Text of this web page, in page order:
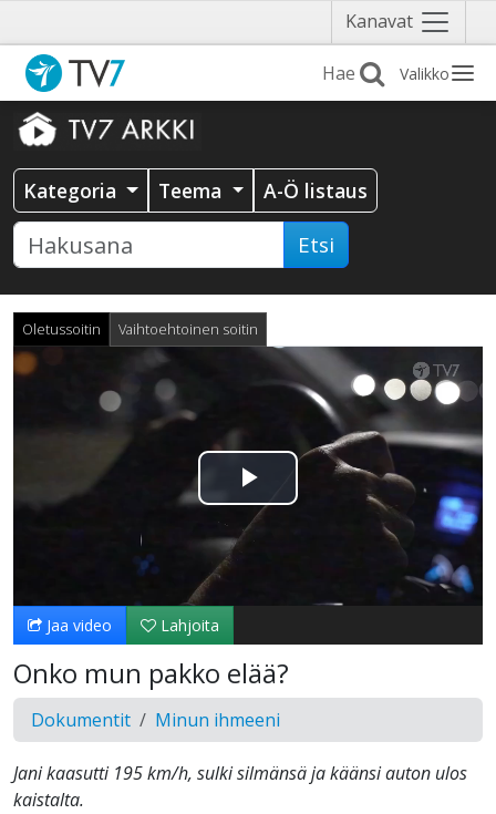
Kanavat Näytä
valikko
Valikko
Kategoria Teema A-Ö listaus
Etsi
Oletussoitin Vaihtoehtoinen soitin
Toista
Video
Jaa video Lahjoita
Onko mun pakko elää?
Dokumentit Minun ihmeeni
Jani kaasutti 195 km/h, sulki silmänsä ja käänsi auton ulos
kaistalta.